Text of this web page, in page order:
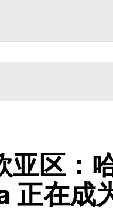
亚区：
正在成